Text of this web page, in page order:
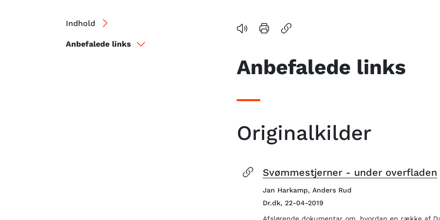
Indhold
Anbefalede links
Anbefalede links
Originalkilder
Svømmestjerner - under overfladen
Jan Harkamp, Anders Rud
Dr.dk, 22-04-2019